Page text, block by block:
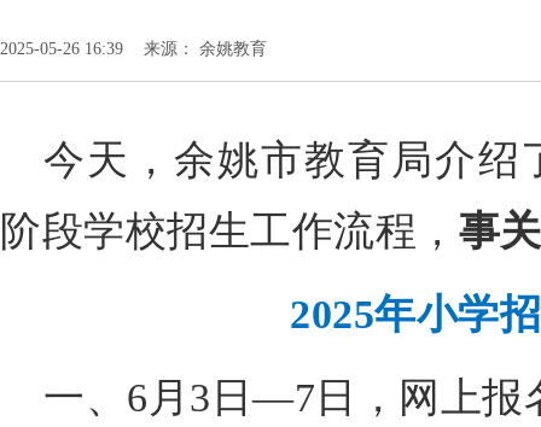
2025-05-26 16:39 来源： 余姚教育
今天，余姚市教育局介绍
阶段学校招生工作流程， 事
2025年小学
一、6月3日—7日，网上报